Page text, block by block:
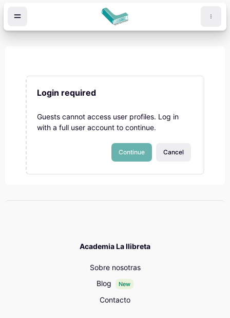
Login required
Guests cannot access user profiles. Log in
with a full user account to continue.
Cancel
Continue
Academia La llibreta
Sobre nosotras
Blog
New
Contacto